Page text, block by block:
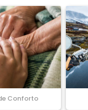
Conforto